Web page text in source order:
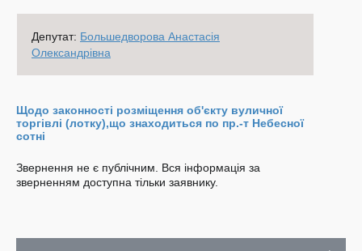
Депутат: Большедворова Анастасія
Олександрівна
Щодо законності розміщення об'єкту вуличної
торгівлі (лотку),що знаходиться по пр.-т Небесної
сотні
Звернення не є публічним. Вся інформація за
зверненням доступна тільки заявнику.